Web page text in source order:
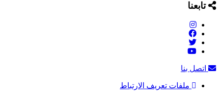
تابعنا
اتصل بنا
ملفات تعريف الارتباط